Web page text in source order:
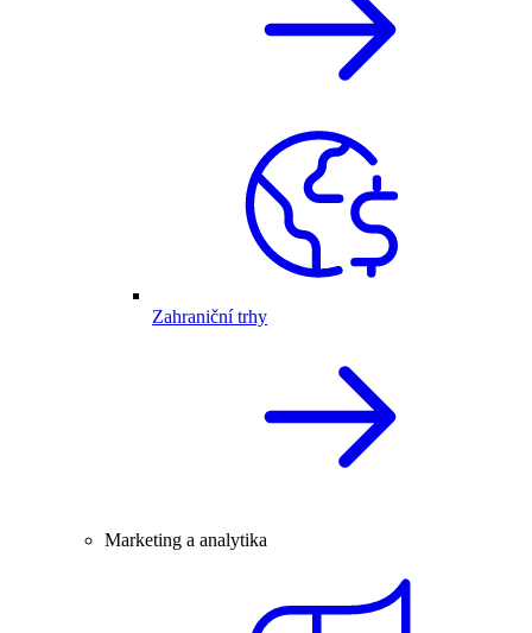
Zahraniční trhy
Marketing a analytika